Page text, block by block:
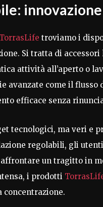
TorrasLife troviamo i
Si tratta di
attività all’aperto o
avanzate come il flusso
efficace senza
tecnologici, ma veri e
regolabili, gli
un tragitto in
i prodotti
concentrazione.